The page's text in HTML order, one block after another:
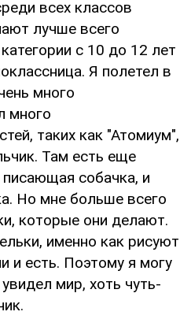
всех классов
лучше всего
с 10 до 12 лет
Я полетел в
много
много
таких как "Атомиум",
Там есть еще
собачка, и
Но мне больше всего
которые они делают.
именно как рисуют
и есть. Поэтому я могу
мир, хоть чуть-